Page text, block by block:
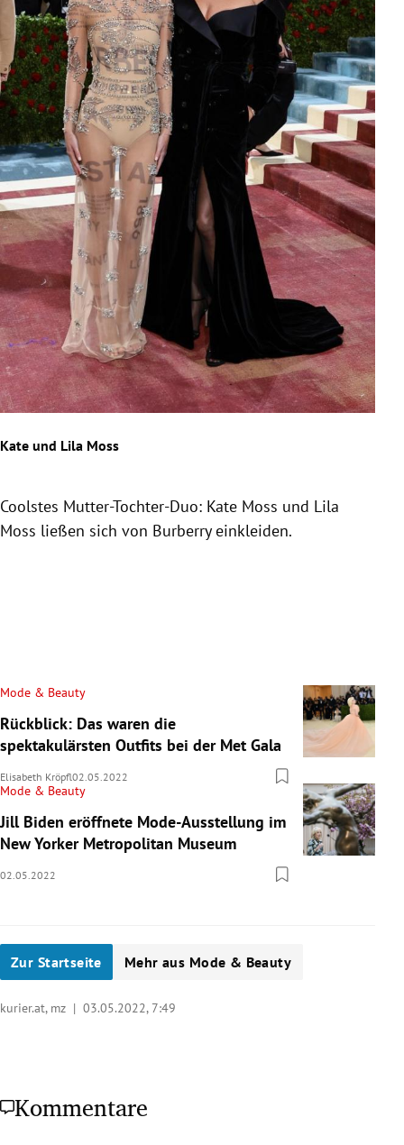
Kate und Lila Moss
Coolstes Mutter-Tochter-Duo: Kate Moss und Lila
Moss ließen sich von Burberry einkleiden.
Mode & Beauty
Rückblick: Das waren die
spektakulärsten Outfits bei der Met Gala
Elisabeth Kröpfl02.05.2022
Mode & Beauty
Jill Biden eröffnete Mode-Ausstellung im
New Yorker Metropolitan Museum
02.05.2022
Zur Startseite Mehr aus Mode & Beauty
kurier.at, mz | 03.05.2022, 7:49
Kommentare